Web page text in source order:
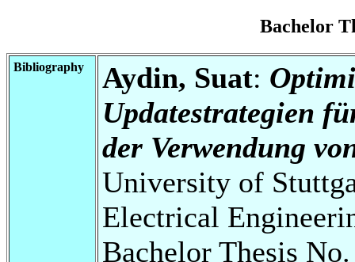
Bachelor
Bibliography Aydin, Suat:
Updatestrategien
der Verwendung
University of
Electrical
Bachelor Thesis